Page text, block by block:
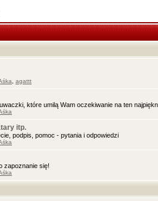
agattt
które umilą Wam oczekiwanie na ten
itp.
podpis, pomoc - pytania i odpowiedzi
zapoznanie się!